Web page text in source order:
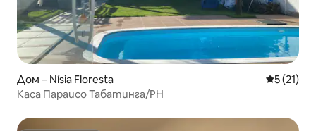
Дом – Nísia Floresta Средна
5 (21)
Каса Параисо Табатинга/РН